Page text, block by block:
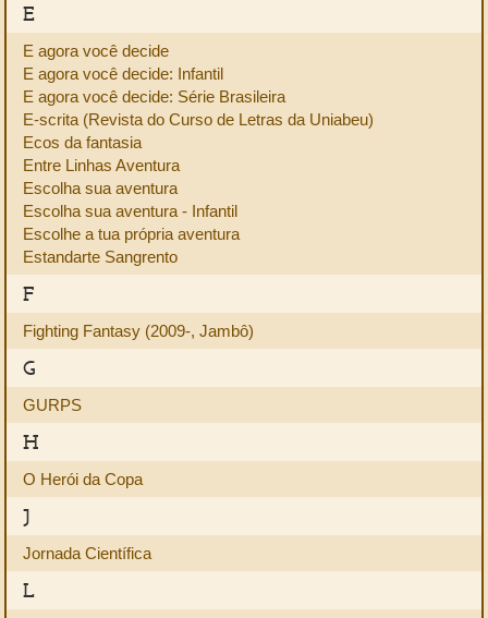
E
E agora você decide
E agora você decide: Infantil
E agora você decide: Série Brasileira
E-scrita (Revista do Curso de Letras da Uniabeu)
Ecos da fantasia
Entre Linhas Aventura
Escolha sua aventura
Escolha sua aventura - Infantil
Escolhe a tua própria aventura
Estandarte Sangrento
F
Fighting Fantasy (2009-, Jambô)
G
GURPS
H
O Herói da Copa
J
Jornada Científica
L